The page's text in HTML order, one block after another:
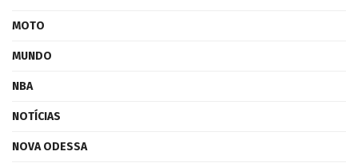
MOTO
MUNDO
NBA
NOTÍCIAS
NOVA ODESSA